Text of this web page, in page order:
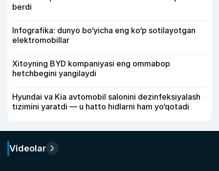
berdi
Infografika: dunyo bo‘yicha eng ko‘p sotilayotgan
elektromobillar
Xitoyning BYD kompaniyasi eng ommabop
hetchbegini yangilaydi
Hyundai va Kia avtomobil salonini dezinfeksiyalash
tizimini yaratdi — u hatto hidlarni ham yo‘qotadi
Videolar